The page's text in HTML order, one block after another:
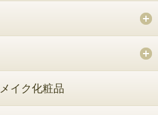
イク化粧品